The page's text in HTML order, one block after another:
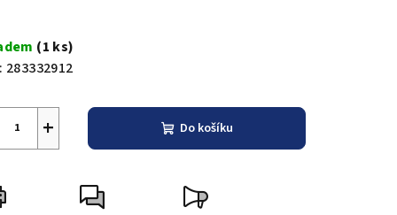
(1 ks)
283332912
+ Do košíku